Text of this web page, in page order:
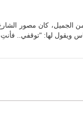
الجميل، كان مصور
ويقول لها: "توقفي.. فأنتِ